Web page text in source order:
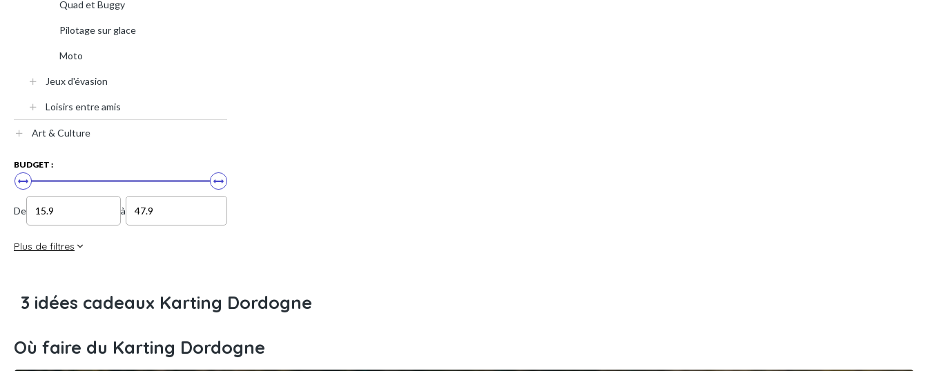
Quad et Buggy
Pilotage sur glace
Moto
Jeux d'évasion
Loisirs entre amis
Art & Culture
BUDGET :
De à
Plus de filtres
3 idées cadeaux Karting Dordogne
Où faire du Karting Dordogne